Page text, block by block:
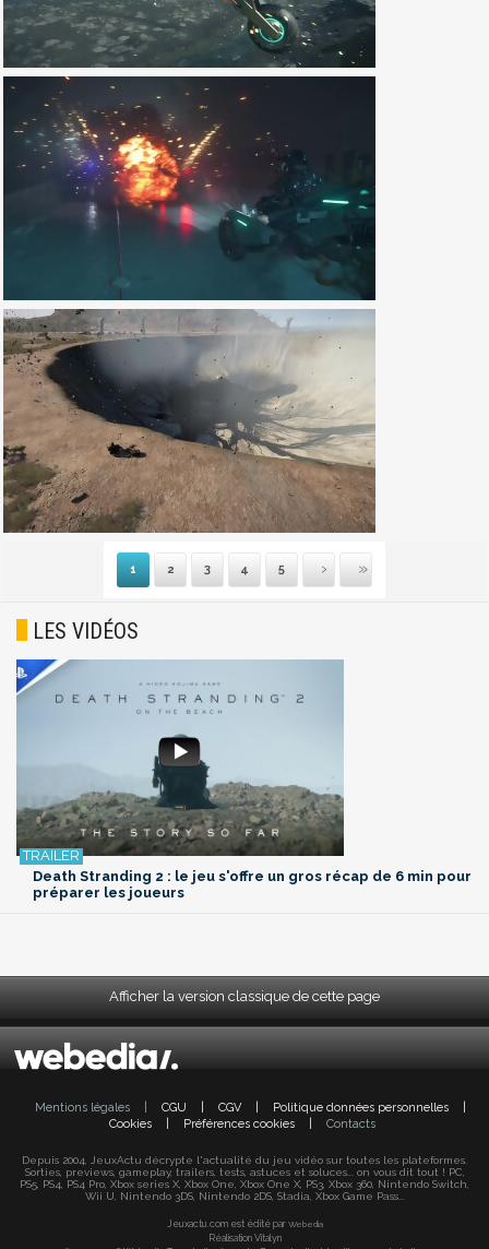
1 2 3 4 5
Suivante
Dernière
LES VIDÉOS
Death Stranding 2 : le jeu s'offre un gros récap de 6 min pour
préparer les joueurs
Afficher la version classique de cette page
Mentions légales CGU CGV Politique données personnelles
Cookies
Préférences cookies Contacts
Depuis 2004, JeuxActu décrypte l'actualité du jeu vidéo sur toutes les plateformes.
Sorties, previews, gameplay, trailers, tests, astuces et soluces... on vous dit tout ! PC,
PS5, PS4, PS4 Pro, Xbox series X, Xbox One, Xbox One X, PS3, Xbox 360, Nintendo Switch,
Wii U, Nintendo 3DS, Nintendo 2DS, Stadia, Xbox Game Pass...
Jeuxactu.com est édité par Webedia
Réalisation Vitalyn